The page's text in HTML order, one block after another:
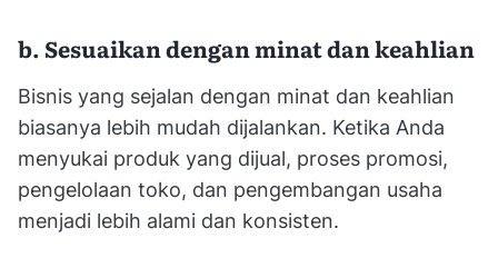
b. Sesuaikan dengan minat dan keahlian
Bisnis yang sejalan dengan minat dan keahlian
biasanya lebih mudah dijalankan. Ketika Anda
menyukai produk yang dijual, proses promosi,
pengelolaan toko, dan pengembangan usaha
menjadi lebih alami dan konsisten.